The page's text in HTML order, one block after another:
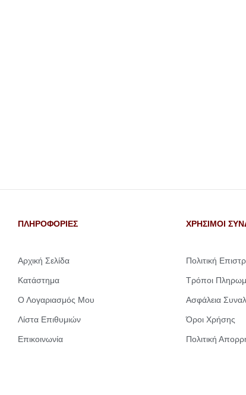
ΠΛΗΡΟΦΟΡΙΕΣ
Αρχική Σελίδα
Κατάστημα
Ο Λογαριασμός Μου
Λίστα Επιθυμιών
Επικοινωνία
ΧΡΗΣΙΜΟΙ
Πολιτική
Τρόποι
Ασφάλεια
Όροι Χρήσης
Πολιτική